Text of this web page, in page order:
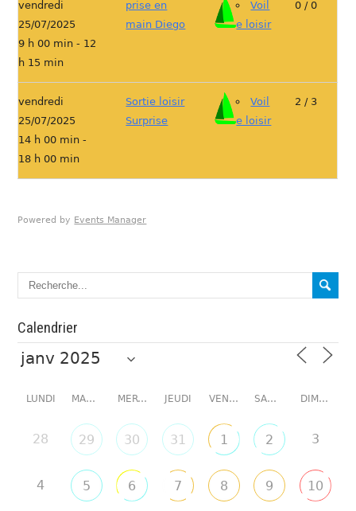
vendredi
25/07/2025
9 h 00 min - 12
h 15 min
prise en
main Diego
Voil
e loisir
0 / 0
vendredi
25/07/2025
14 h 00 min -
18 h 00 min
Sortie loisir
Surprise
Voil
e loisir
2 / 3
Powered by Events Manager
Calendrier
LUNDI MARDI MERCREDI JEUDI VENDREDI SAMEDI DIMANCHE
28 29 30 31 1 2 3
4 5 6 7 8 9 10